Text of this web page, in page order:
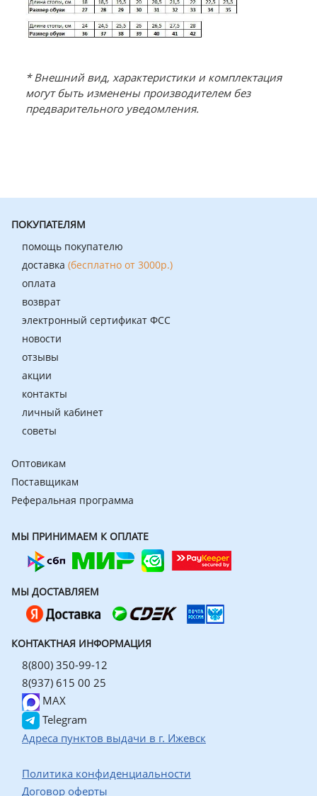
* Внешний вид, характеристики и комплектация
могут быть изменены производителем без
предварительного уведомления.
ПОКУПАТЕЛЯМ
помощь покупателю
доставка (бесплатно от 3000р.)
оплата
возврат
электронный сертификат ФСС
новости
отзывы
акции
контакты
личный кабинет
советы
Оптовикам
Поставщикам
Реферальная программа
МЫ ПРИНИМАЕМ К ОПЛАТЕ
МЫ ДОСТАВЛЯЕМ
КОНТАКТНАЯ ИНФОРМАЦИЯ
8(800) 350-99-12
8(937) 615 00 25
MAX
Telegram
Адреса пунктов выдачи в г. Ижевск
Политика конфиденциальности
Договор оферты